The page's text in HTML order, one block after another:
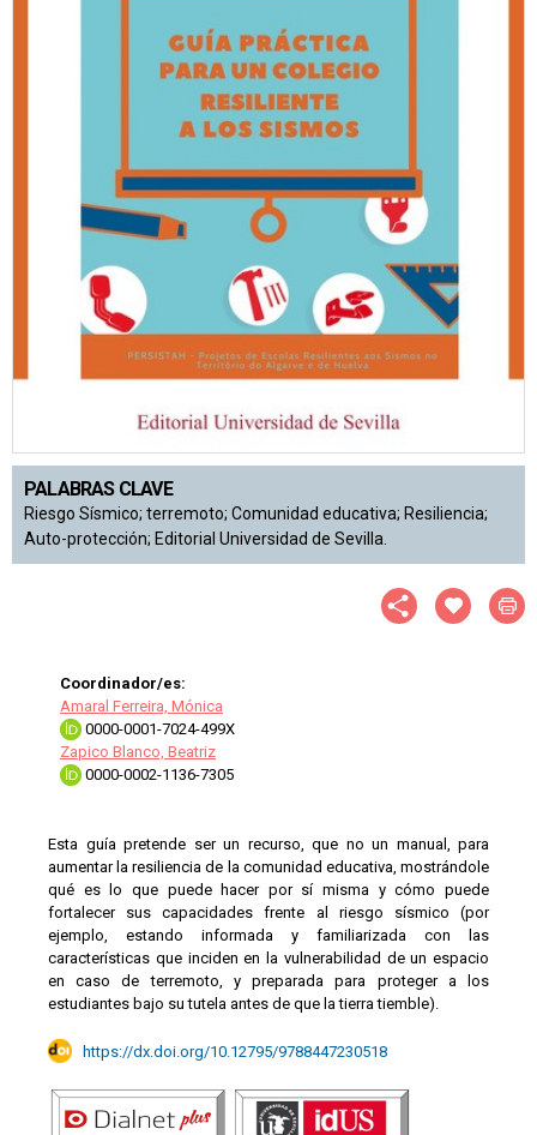
PALABRAS CLAVE
Riesgo Sísmico; terremoto; Comunidad educativa; Resiliencia;
Auto-protección; Editorial Universidad de Sevilla.
Coordinador/es:
Amaral Ferreira, Mónica
0000-0001-7024-499X
Zapico Blanco, Beatriz
0000-0002-1136-7305
Esta guía pretende ser un recurso, que no un manual, para
aumentar la resiliencia de la comunidad educativa, mostrándole
qué es lo que puede hacer por sí misma y cómo puede
fortalecer sus capacidades frente al riesgo sísmico (por
ejemplo, estando informada y familiarizada con las
características que inciden en la vulnerabilidad de un espacio
en caso de terremoto, y preparada para proteger a los
estudiantes bajo su tutela antes de que la tierra tiemble).
https://dx.doi.org/10.12795/9788447230518